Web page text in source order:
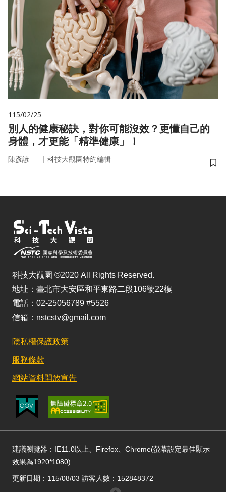
115/02/25
別人的健康秘訣，對你可能沒效？更懂自己的
身體，才更能「精準健康」！
陳彥諺 ｜ 科技大觀園特約編輯
儲
科技大觀園 ©2020 All Rights Reserved.
地址：臺北市大安區和平東路二段106號22樓
電話：02-25056789 #5526
信箱：nstcstv@gmail.com
隱私權保護政策
服務條款
網站資料開放宣告
建議瀏覽器：IE11.0以上、Firefox、Chrome(螢幕設定最佳顯示
效果為1920*1080)
更新日期：115/08/03 訪客人數：152848372